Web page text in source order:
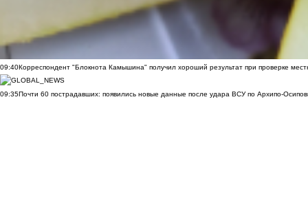
09:40Корреспондент "Блокнота Камышина" получил хороший результат при проверке
09:35Почти 60 пострадавших: появились новые данные после удара ВСУ по Архипо-